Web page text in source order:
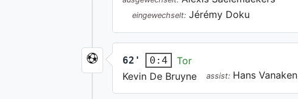
eingewechselt: Jérémy Doku
62' 0:4
Tor
Kevin De Bruyne
assist: Hans Vanaken